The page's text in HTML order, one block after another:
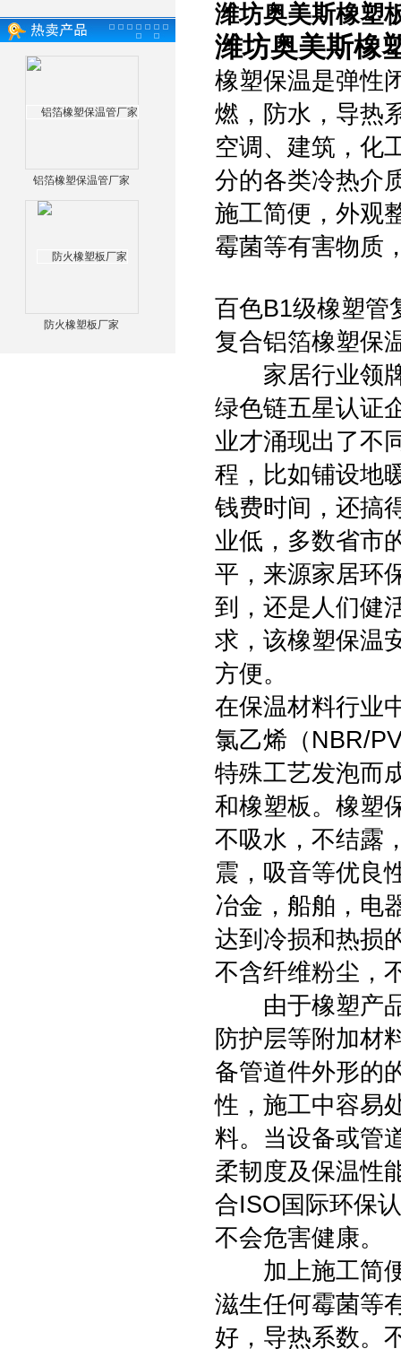
铝箔橡塑保温管厂家
防火橡塑板厂家
潍坊奥美斯橡塑
潍坊奥美斯橡
橡塑保温是弹性
燃，防水，导热
空调、建筑，化
分的各类冷热介
施工简便，外观
霉菌等有害物质
百色B1级橡塑管
复合铝箔橡塑保
家居行业领牌
绿色链五星认证
业才涌现出了不
程，比如铺设地
钱费时间，还搞
业低，多数省市
平，来源家居环
到，还是人们健
求，该橡塑保温
方便。
在保温材料行业
氯乙烯（NBR/
特殊工艺发泡而
和橡塑板。橡塑
不吸水，不结露
震，吸音等优良
冶金，船舶，电
达到冷损和热损
不含纤维粉尘，
由于橡塑产品
防护层等附加材
备管道件外形的
性，施工中容易
料。当设备或管
柔韧度及保温性
合ISO国际环保
不会危害健康。
加上施工简便
滋生任何霉菌等
好，导热系数。